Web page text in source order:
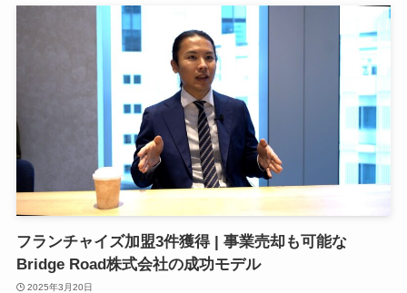
フランチャイズ加盟3件獲得 | 事業売却も可能な
Bridge Road株式会社の成功モデル
2025年3月20日